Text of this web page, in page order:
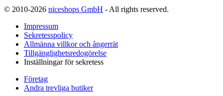
© 2010-2026 niceshops GmbH - All rights reserved.
Impressum
Sekretesspolicy
Allmänna villkor och ångerrät
Tillgänglighetsredogörelse
Inställningar för sekretess
Företag
Andra trevliga butiker